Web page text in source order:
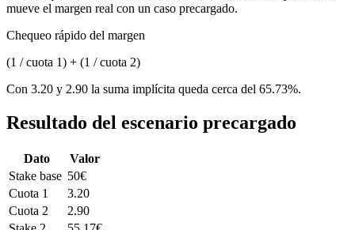
mueve el margen real con un caso precargado.
Chequeo rápido del margen
(1 / cuota 1) + (1 / cuota 2)
Con 3.20 y 2.90 la suma implícita queda cerca del 65.73%.
Resultado del escenario precargado
Dato
Valor
Stake base 50€
Cuota 1
3.20
Cuota 2
2.90